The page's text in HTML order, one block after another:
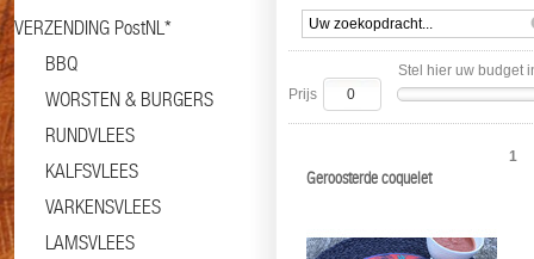
VERZENDING PostNL*
BBQ
WORSTEN & BURGERS
RUNDVLEES
KALFSVLEES
VARKENSVLEES
LAMSVLEES
Stel hier uw budget
Prijs
Geroosterde coquelet
1